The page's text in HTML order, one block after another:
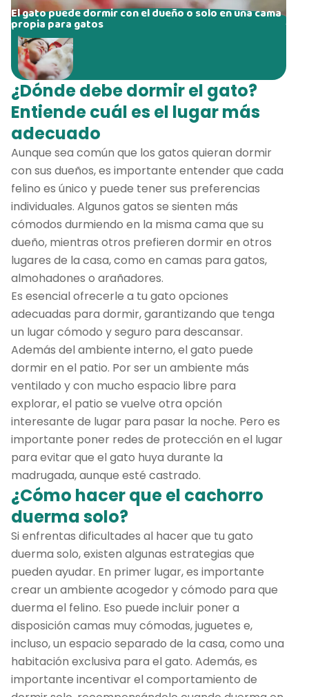
El gato puede dormir con el dueño o solo en una cama
propia para gatos
¿Dónde debe dormir el gato?
Entiende cuál es el lugar más
adecuado
Aunque sea común que los gatos quieran dormir
con sus dueños, es importante entender que cada
felino es único y puede tener sus preferencias
individuales. Algunos gatos se sienten más
cómodos durmiendo en la misma cama que su
dueño, mientras otros prefieren dormir en otros
lugares de la casa, como en camas para gatos,
almohadones o arañadores.
Es esencial ofrecerle a tu gato opciones
adecuadas para dormir, garantizando que tenga
un lugar cómodo y seguro para descansar.
Además del ambiente interno, el gato puede
dormir en el patio. Por ser un ambiente más
ventilado y con mucho espacio libre para
explorar, el patio se vuelve otra opción
interesante de lugar para pasar la noche. Pero es
importante poner redes de protección en el lugar
para evitar que el gato huya durante la
madrugada, aunque esté castrado.
¿Cómo hacer que el cachorro
duerma solo?
Si enfrentas dificultades al hacer que tu gato
duerma solo, existen algunas estrategias que
pueden ayudar. En primer lugar, es importante
crear un ambiente acogedor y cómodo para que
duerma el felino. Eso puede incluir poner a
disposición camas muy cómodas, juguetes e,
incluso, un espacio separado de la casa, como una
habitación exclusiva para el gato. Además, es
importante incentivar el comportamiento de